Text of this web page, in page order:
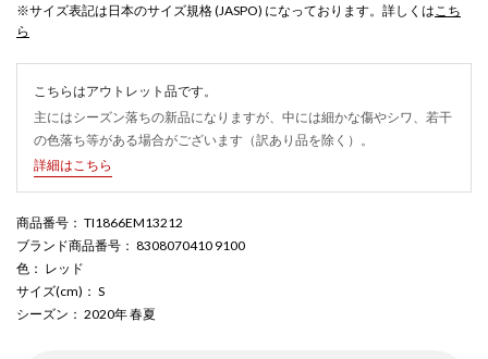
※サイズ表記は日本のサイズ規格 (JASPO) になっております。詳しくは こち
ら
こちらはアウトレット品です。
主にはシーズン落ちの新品になりますが、中には細かな傷やシワ、若干
の色落ち等がある場合がございます（訳あり品を除く）。
詳細はこちら
商品番号 ： TI1866EM13212
ブランド商品番号 ： 8308070410 9100
色 ： レッド
サイズ(cm) ： S
シーズン ： 2020年 春夏